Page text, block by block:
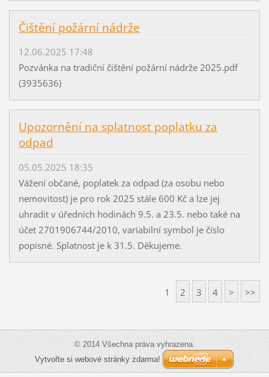
Čištění požární nádrže
12.06.2025 17:48
Pozvánka na tradiční čištění požární nádrže 2025.pdf
(3935636)
Upozornění na splatnost poplatku za
odpad
05.05.2025 18:35
Vážení občané, poplatek za odpad (za osobu nebo
nemovitost) je pro rok 2025 stále 600 Kč a lze jej
uhradit v úředních hodinách 9.5. a 23.5. nebo také na
účet 2701906744/2010, variabilní symbol je číslo
popisné. Splatnost je k 31.5. Děkujeme.
1 2 3 4 > >>
© 2014 Všechna práva vyhrazena.
Vytvořte si webové stránky zdarma!